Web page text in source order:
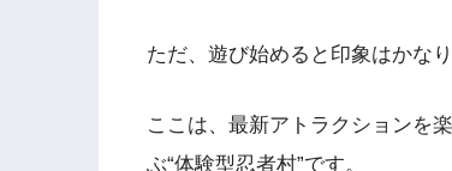
ただ、遊び始めると印象はかな
ここは、最新アトラクションを
ぶ“体験型忍者村”です。